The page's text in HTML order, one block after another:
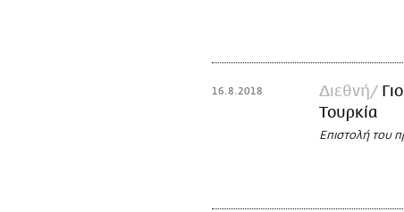
16.8.2018 Διεθνή
Τουρκία
Επιστολή του